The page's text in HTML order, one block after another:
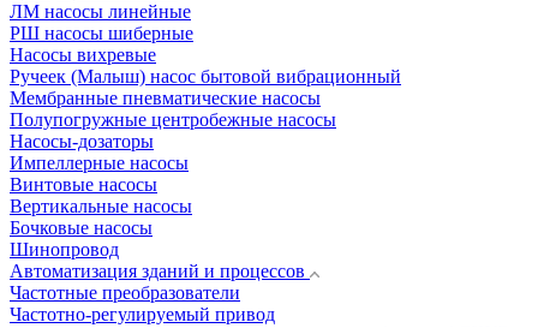
ЛМ насосы линейные
РШ насосы шиберные
Насосы вихревые
Ручеек (Малыш) насос бытовой вибрационный
Мембранные пневматические насосы
Полупогружные центробежные насосы
Насосы-дозаторы
Импеллерные насосы
Винтовые насосы
Вертикальные насосы
Бочковые насосы
Шинопровод
Автоматизация зданий и процессов
Частотные преобразователи
Частотно-регулируемый привод